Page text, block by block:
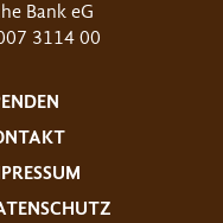
Bank eG
3114 00